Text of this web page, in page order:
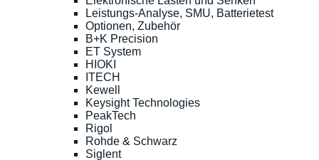
Leistungs-Analyse, SMU, Batterietest
Optionen, Zubehör
B+K Precision
ET System
HIOKI
ITECH
Kewell
Keysight Technologies
PeakTech
Rigol
Rohde & Schwarz
Siglent